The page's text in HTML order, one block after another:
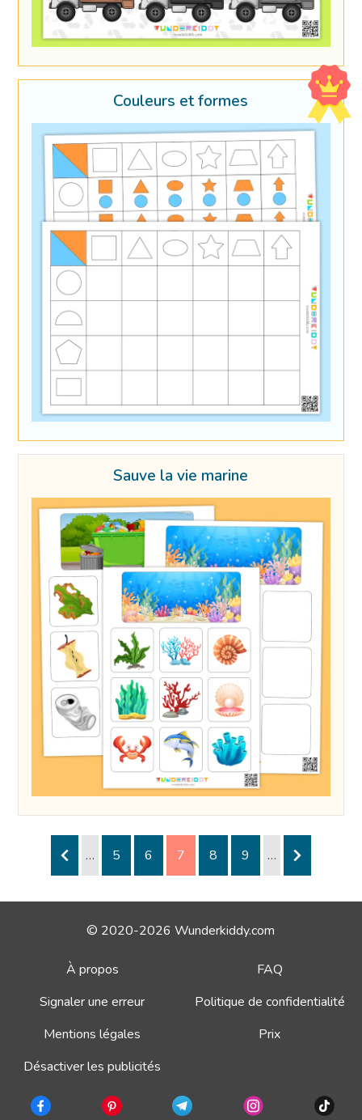
Couleurs et formes
Sauve la vie marine
… 5 6 7 8 9 …
© 2020-2026 Wunderkiddy.com
À propos
FAQ
Signaler une erreur
Politique de confidentialité
Mentions légales
Prix
Désactiver les publicités